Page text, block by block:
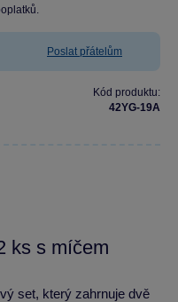
Poslat přátelům
Kód produktu:
42YG-19A
ks s míčem
set, který zahrnuje dvě